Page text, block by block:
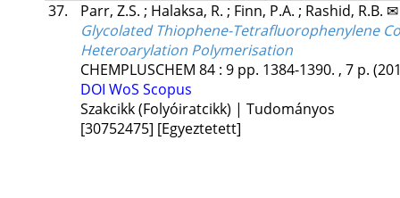
37.
Parr, Z.S. ; Halaksa, R. ; Finn, P.A. ; Rashid, R.B.
Glycolated Thiophene-Tetrafluorophenylene
Heteroarylation Polymerisation
CHEMPLUSCHEM 84: 9 pp. 1384-1390. , 7 p.
DOI WoS Scopus
Szakcikk (Folyóiratcikk) | Tudományos
[30752475] [Egyeztetett]